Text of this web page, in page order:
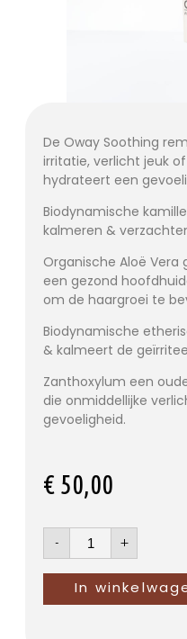
De Oway Soothing
irritatie, verlicht jeuk
hydrateert een
Biodynamische
kalmeren &
Organische Aloë Vera
een gezond
om de haargroei te
Biodynamische
& kalmeert de
Zanthoxylum een
die onmiddellijke
gevoeligheid.
€ 50,00
- +
In